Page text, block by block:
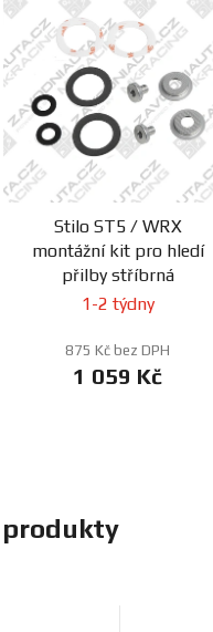
Stilo ST5 / WRX
montážní kit pro hledí
přilby stříbrná
1-2 týdny
875 Kč bez DPH
1 059 Kč
produkty